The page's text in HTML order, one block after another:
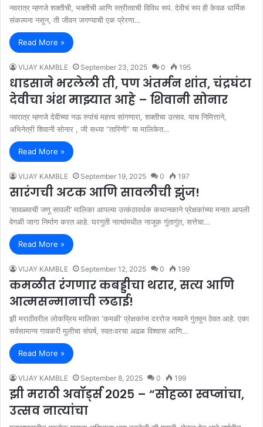
नवरात्र म्हणजे शक्तीची, भक्तीची आणि स्त्रीत्वाची विविध रूपं. देवीचं रूप ही केवळ धार्मिक
संकल्पना नसून, ती जीवन जगण्याची एक प्रेरणा…
Read More »
VIJAY KAMBLE September 23, 2025 0 195
धाडसाने भरलेली ती, पण अंतर्मन शांत, चंद्रघंटा
देवीचा अंश माझ्यात आहे – शिवानी सोनार
नवरात्र म्हणजे देवीच्या नऊ रुपांचं महत्त्व सांगणारा, शक्तीचा उत्सव. याच निमित्ताने,
अभिनेत्री शिवानी सोनार , जी सध्या “तारिणी” या मालिकेत…
Read More »
VIJAY KAMBLE September 19, 2025 0 197
सारंगची अटक आणि सावलीची झुंज!
‘सावळ्याची जणू सावली’ मालिका आपल्या उत्कंठावर्धक कथानकाने प्रेक्षकांच्या मनात आपली
वेगळी जागा निर्माण करत आहे. घरगुती नात्यांमधील नाजूक गुंतागुंत, सत्तेचा…
Read More »
VIJAY KAMBLE September 12, 2025 0 199
कमळीत रंगणार कबड्डीचा थरार, सत्य आणि
आत्मसन्मानाची लढाई!
झी मराठीवरील लोकप्रिय मालिका ‘कमळी’ प्रेक्षकांना दररोज नव्याने गुंतवून ठेवत आहे. एका
सर्वसामान्य गावकरी मुलीचा संघर्ष, स्वतःवरचा अढळ विश्वास आणि…
Read More »
VIJAY KAMBLE September 8, 2025 0 199
झी मराठी अवॉर्ड्स २०२५ – “सोहळा स्वप्नांचा,
उत्सव नात्यांचा